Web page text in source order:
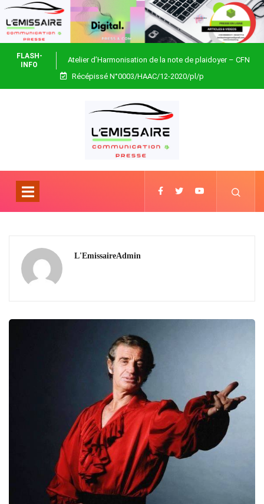
FLASH-
INFO
Atelier d’Harmonisation de la note de plaidoyer – CFN
Togo
Récépissé N°0003/HAAC/12-2020/pl/p
L'EmissaireAdmin